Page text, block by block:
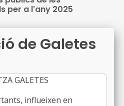
per a l'any 2025
de 18 de setembre, per la
anticipada AFEDAP 2025,
de 18 d’octubre de
2025
de Galetes
GALETES
influeixen en